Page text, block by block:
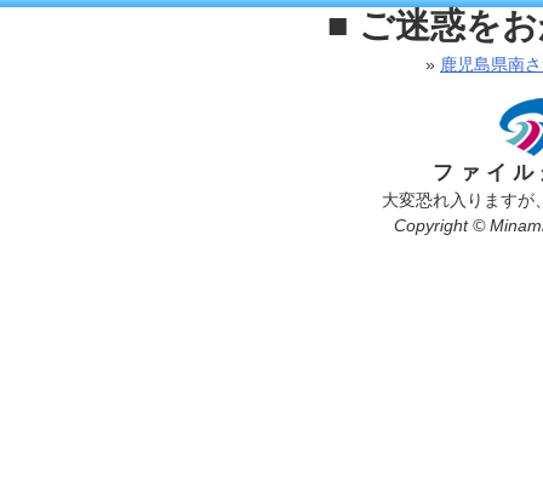
■ ご迷惑を
» 鹿児島県南
ファイ
大変恐れ入りますが
Copyright ©